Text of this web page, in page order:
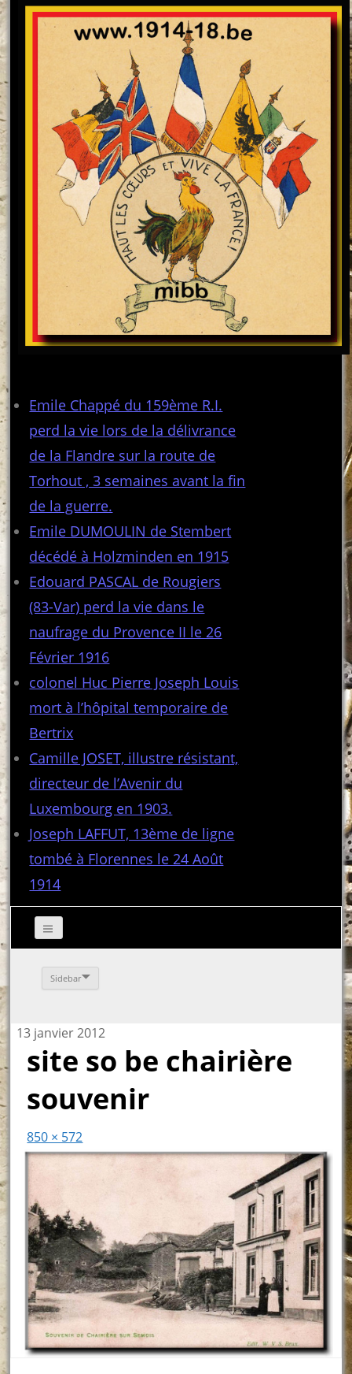
Emile Chappé du 159ème R.I.
perd la vie lors de la délivrance
de la Flandre sur la route de
Torhout , 3 semaines avant la fin
de la guerre.
Emile DUMOULIN de Stembert
décédé à Holzminden en 1915
Edouard PASCAL de Rougiers
(83-Var) perd la vie dans le
naufrage du Provence II le 26
Février 1916
colonel Huc Pierre Joseph Louis
mort à l’hôpital temporaire de
Bertrix
Camille JOSET, illustre résistant,
directeur de l’Avenir du
Luxembourg en 1903.
Joseph LAFFUT, 13ème de ligne
tombé à Florennes le 24 Août
1914
Sidebar
13 janvier 2012
site so be chairière
souvenir
850 × 572